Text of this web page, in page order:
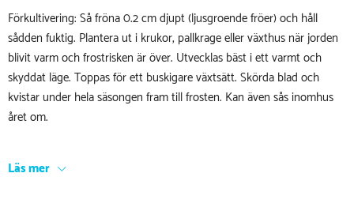
Förkultivering: Så fröna 0.2 cm djupt (ljusgroende fröer) och håll
sådden fuktig. Plantera ut i krukor, pallkrage eller växthus när jorden
blivit varm och frostrisken är över. Utvecklas bäst i ett varmt och
skyddat läge. Toppas för ett buskigare växtsätt. Skörda blad och
kvistar under hela säsongen fram till frosten. Kan även sås inomhus
året om.
Läs mer